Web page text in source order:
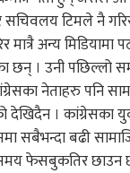
टिमले नै
अन्य मिडियामा
छन् । उनी
नेताहरु पनि
देखिदैन । कांग्रेसका
सबैभन्दा बढी
फेसबुकतिर छाउन